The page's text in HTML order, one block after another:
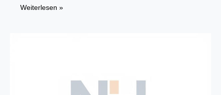
ZVEH-
Weiterlesen »